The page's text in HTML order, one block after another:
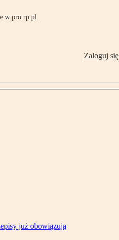
w pro.rp.pl.
Zaloguj się
już obowiązują